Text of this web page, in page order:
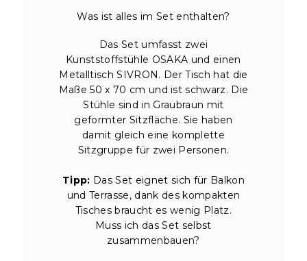
Was ist alles im Set enthalten?
Das Set umfasst zwei
Kunststoffstühle OSAKA und einen
Metalltisch SIVRON. Der Tisch hat die
Maße 50 x 70 cm und ist schwarz. Die
Stühle sind in Graubraun mit
geformter Sitzfläche. Sie haben
damit gleich eine komplette
Sitzgruppe für zwei Personen.
Tipp: Das Set eignet sich für Balkon
und Terrasse, dank des kompakten
Tisches braucht es wenig Platz.
Muss ich das Set selbst
zusammenbauen?